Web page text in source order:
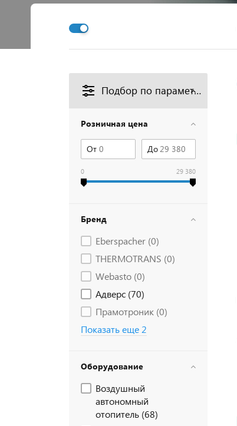
Подбор по параметрам
Розничная цена
От До
0 29 380
Бренд
Eberspacher (0)
THERMOTRANS (0)
Webasto (0)
Адверс (70)
Прамотроник (0)
Показать еще 2
Оборудование
Воздушный
автономный
отопитель (68)